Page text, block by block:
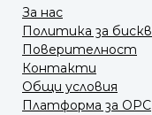
За нас
Политика за
Поверителност
Контакти
Общи условия
Платформа за ОРС